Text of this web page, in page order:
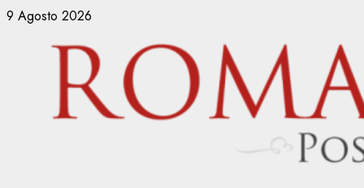
Vai
contenuto
9 Agosto 2026